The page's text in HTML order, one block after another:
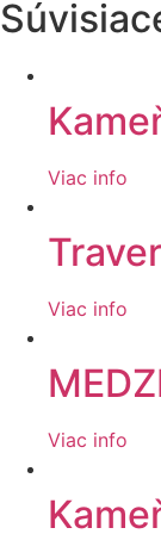
Viac info
Viac info
Viac info